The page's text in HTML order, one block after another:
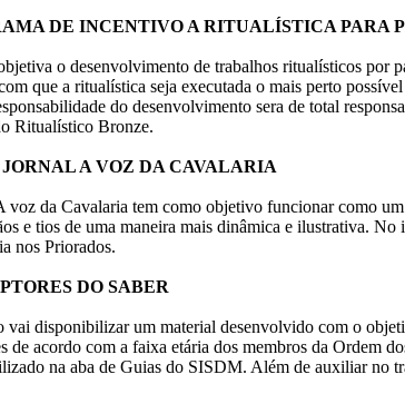
DE INCENTIVO A RITUALÍSTICA PARA
o desenvolvimento de trabalhos ritualísticos por
que a ritualística seja executada o mais perto
do desenvolvimento sera de total
Ritualístico Bronze.
JORNAL A VOZ DA CAVALARIA
voz da Cavalaria tem como objetivo funcionar como
e tios de uma maneira mais dinâmica e ilustrativa.
nos Priorados.
DO SABER
vai disponibilizar um material desenvolvido com o
de acordo com a faixa etária dos membros da Ordem
na aba de Guias do SISDM. Além de auxiliar no